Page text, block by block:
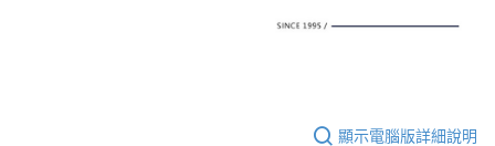
顯示電腦版詳細說明